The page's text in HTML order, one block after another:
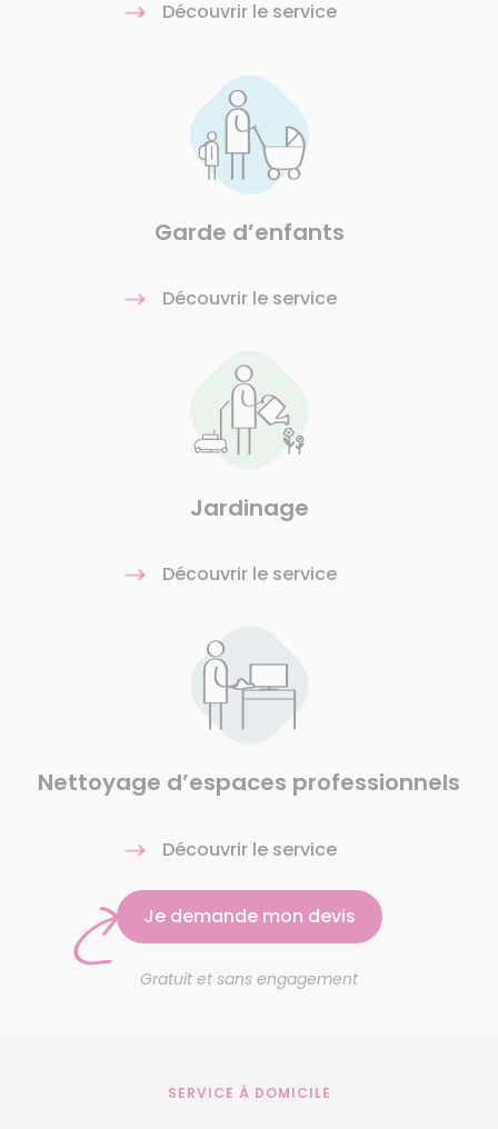
Découvrir le service
Garde d’enfants
Découvrir le service
Jardinage
Découvrir le service
Nettoyage d’espaces professionnels
Découvrir le service
Je demande mon devis
Gratuit et sans engagement
SERVICE À DOMICILE